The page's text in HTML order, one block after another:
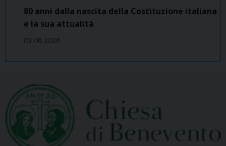
80 anni dalla nascita della Costituzione italiana
e la sua attualità
03 06 2026